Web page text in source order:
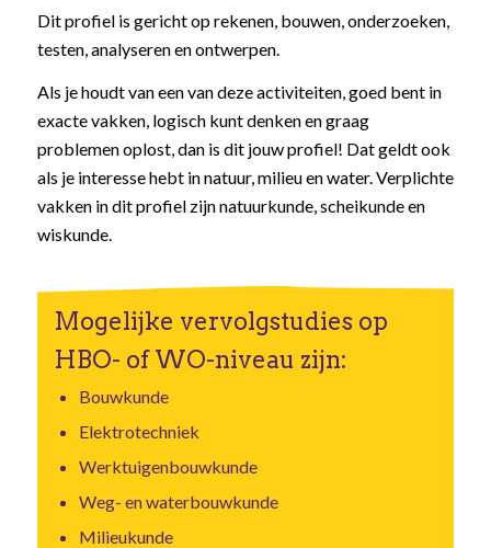
Dit profiel is gericht op rekenen, bouwen, onderzoeken,
testen, analyseren en ontwerpen.
Als je houdt van een van deze activiteiten, goed bent in
exacte vakken, logisch kunt denken en graag
problemen oplost, dan is dit jouw profiel! Dat geldt ook
als je interesse hebt in natuur, milieu en water. Verplichte
vakken in dit profiel zijn natuurkunde, scheikunde en
wiskunde.
Mogelijke vervolgstudies op
HBO- of WO-niveau zijn:
Bouwkunde
Elektrotechniek
Werktuigenbouwkunde
Weg- en waterbouwkunde
Milieukunde